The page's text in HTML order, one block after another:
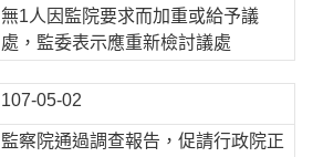
無1人因監院要求而加重或給予議
處，監委表示應重新檢討議處
107-05-02
監察院通過調查報告，促請行政院正